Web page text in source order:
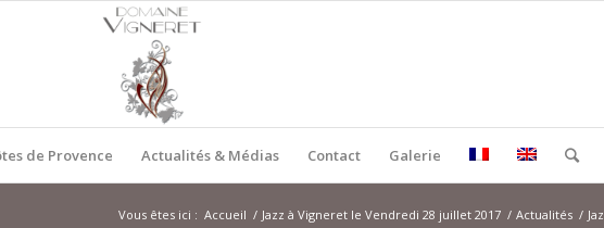
de Provence Actualités & Médias Contact Galerie
Vous êtes ici : Accueil / Jazz à Vigneret le Vendredi 28 juillet 2017 / Actualités /